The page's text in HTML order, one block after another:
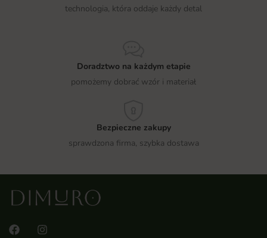
technologia, która oddaje każdy detal
Doradztwo na każdym etapie
pomożemy dobrać wzór i materiał
Bezpieczne zakupy
sprawdzona firma, szybka dostawa